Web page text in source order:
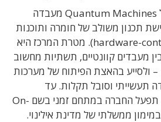
במסגרת ההסכם, תפעיל Quantum Machines מעבדה
תכנון משולב של חומרה ותוכנות
שליטה (hardware-control co-design). מטרת המרכז היא
מעבדים קוונטיים, תשתיות מחשוב
– ולסייע בהאצת הפיתוח של מערכות
תעשייתי וסובל תקלות. עד
להשלמת בניית הפארק, תפעל החברה במתחם זמני בשם On-